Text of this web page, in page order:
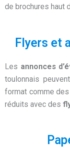
de brochures haut
Flyers et
Les annonces
toulonnais
format comme
réduits avec des